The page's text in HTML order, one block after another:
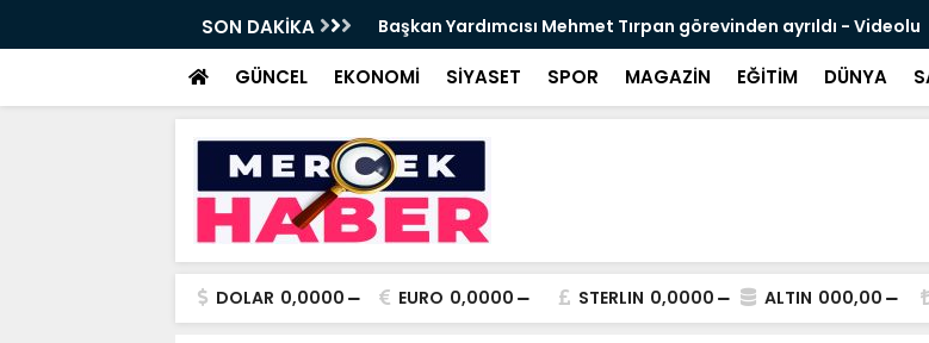
SON DAKİKA
Tırpan görevinden ayrıldı - Videolu Cevdet Yılmaz: Nitelikli İnsan Kaynağı İçin Milli Yetkinlik Hamlesi
GÜNCEL EKONOMİ SİYASET SPOR MAGAZİN EĞİTİM DÜNYA
DOLAR 0,0000 EURO 0,0000 STERLIN 0,0000 ALTIN 000,00